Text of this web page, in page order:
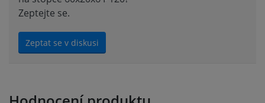
Zeptejte se.
Zeptat se v diskusi